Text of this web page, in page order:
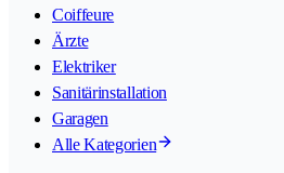
Coiffeure
Ärzte
Elektriker
Sanitärinstallation
Garagen
Alle Kategorien